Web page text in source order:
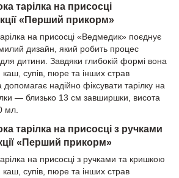
тарілка на присосці
«Перший прикорм»
на присосці «Ведмедик» поєднує
дизайн, який робить процес
дитини. Завдяки глибокій формі вона
каш, супів, пюре та інших страв
надійно фіксувати тарілку на
— близько 13 см завширшки, висота
мл.
тарілка на присосці з ручками
«Перший прикорм»
на присосці з ручками та кришкою
каш, супів, пюре та інших страв